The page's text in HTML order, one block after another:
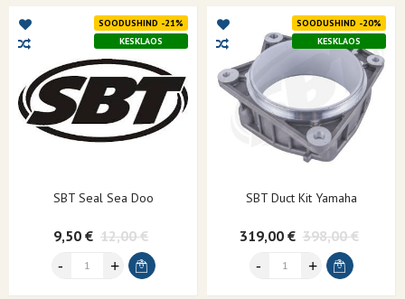
SOODUSHIND -21%
KESKLAOS
SBT Seal Sea Doo
9,50 € 12,00 €
SOODUSHIND -20%
KESKLAOS
SBT Duct Kit Yamaha
319,00 € 398,00 €